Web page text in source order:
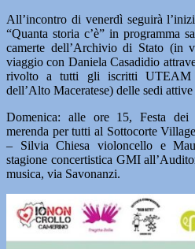
All’incontro di venerdì seguirà
“Quanta storia c’è” in programma
camerte dell’Archivio di Stato (in
viaggio con Daniela Casadidio
rivolto a tutti gli iscritti UTEAM
dell’Alto Maceratese) delle sedi
Domenica: alle ore 15, Festa
merenda per tutti al Sottocorte
– Silvia Chiesa violoncello e
stagione concertistica GMI
musica, via Savonanzi.